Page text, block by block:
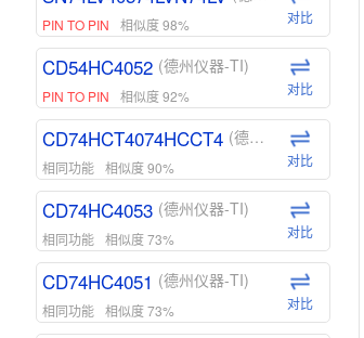
PIN TO PIN 相似度 98% 对比
CD54HC4052 (德州仪器-TI)
PIN TO PIN 相似度 92% 对比
CD74HCT4074HCCT4 (德州仪器-TI)
相同功能 相似度 90% 对比
CD74HC4053 (德州仪器-TI)
相同功能 相似度 73% 对比
CD74HC4051 (德州仪器-TI)
相同功能 相似度 73% 对比